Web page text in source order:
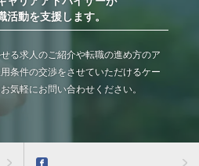
活動を支援します。
る求人のご紹介や転職の進め方のア
条件の交渉をさせていただけるケー
気軽にお問い合わせください。